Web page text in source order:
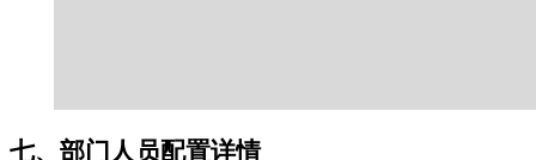
七、部门人员配置详情